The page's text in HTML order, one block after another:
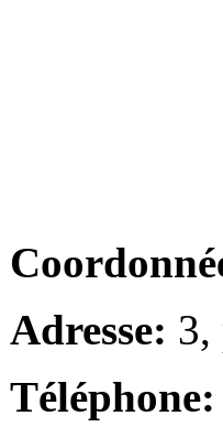
Adresse: 3,
Téléphone: